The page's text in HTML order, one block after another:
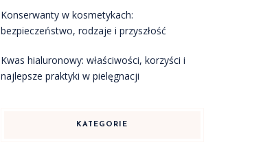
Konserwanty w kosmetykach:
bezpieczeństwo, rodzaje i przyszłość
Kwas hialuronowy: właściwości, korzyści i
najlepsze praktyki w pielęgnacji
KATEGORIE